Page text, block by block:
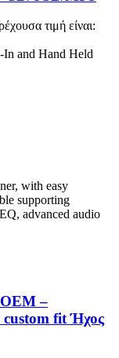
τιμή είναι:
and Hand Held
with easy
supporting
advanced audio
–
custom fit Ήχος